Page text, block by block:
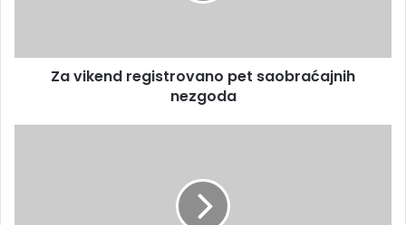
Za vikend registrovano pet saobraćajnih
nezgoda